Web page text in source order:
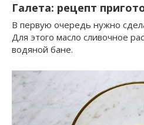
Галета: рецепт
В первую очередь нужно
Для этого масло сливочное
водяной бане.